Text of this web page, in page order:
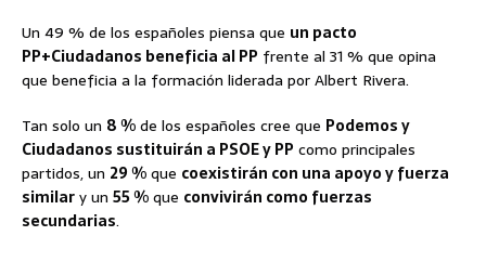
Un 49 % de los españoles piensa que un pacto
PP+Ciudadanos beneficia al PP frente al 31 % que opina
que beneficia a la formación liderada por Albert Rivera.
Tan solo un 8 %de los españoles cree que Podemos y
Ciudadanos sustituirán a PSOE y PP como principales
partidos, un 29 %que coexistirán con una apoyo y fuerza
similary un 55 %que convivirán como fuerzas
secundarias.